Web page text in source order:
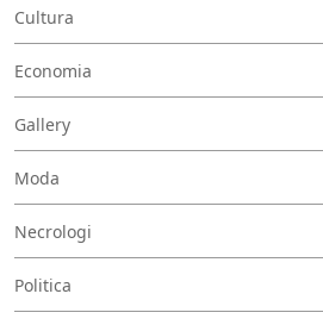
Cultura
Economia
Gallery
Moda
Necrologi
Politica